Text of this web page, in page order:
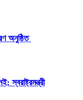
অনুষ্ঠিত
স্বরাষ্ট্রমন্ত্রী